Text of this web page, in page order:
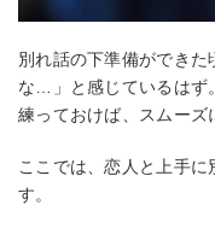
別れ話の下準備ができ
な…」と感じているはず
練っておけば、スムーズ
ここでは、恋人と上手
す。